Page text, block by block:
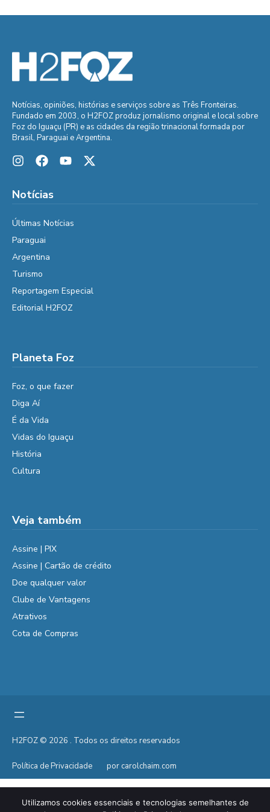
Notícias, opiniões, histórias e serviços sobre as Três Fronteiras.
Fundado em 2003, o H2FOZ produz jornalismo original e local sobre
Foz do Iguaçu (PR) e as cidades da região trinacional formada por
Brasil, Paraguai e Argentina.
Notícias
Últimas Notícias
Paraguai
Argentina
Turismo
Reportagem Especial
Editorial H2FOZ
Planeta Foz
Foz, o que fazer
Diga Aí
É da Vida
Vidas do Iguaçu
História
Cultura
Veja também
Assine | PIX
Assine | Cartão de crédito
Doe qualquer valor
Clube de Vantagens
Atrativos
Cota de Compras
H2FOZ © 2026 . Todos os direitos reservados
Política de Privacidade por carolchaim.com
Utilizamos cookies essenciais e tecnologias semelhantes de